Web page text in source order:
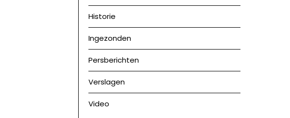
Historie
Ingezonden
Persberichten
Verslagen
Video